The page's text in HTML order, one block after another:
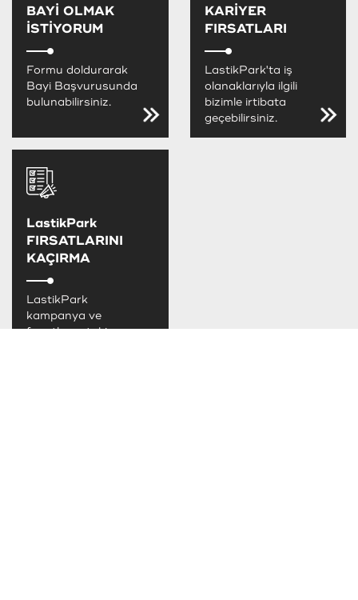
BAYİ OLMAK
İSTİYORUM
Formu doldurarak
Bayi Başvurusunda
bulunabilirsiniz.
KARİYER
FIRSATLARI
LastikPark'ta iş
olanaklarıyla ilgili
bizimle irtibata
geçebilirsiniz.
LastikPark
FIRSATLARINI
KAÇIRMA
LastikPark
kampanya ve
fırsatlarını takip